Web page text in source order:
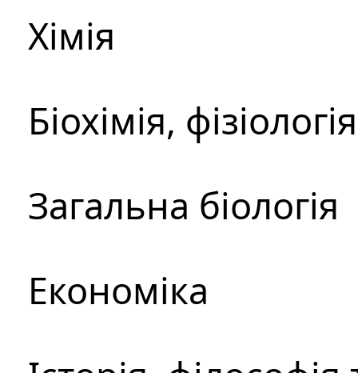
Хімія
Біохімія,
Загальна біологія
Економіка